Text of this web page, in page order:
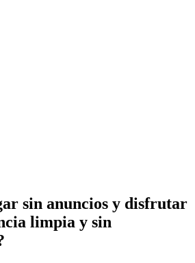
sin anuncios y disfrutar
limpia y sin